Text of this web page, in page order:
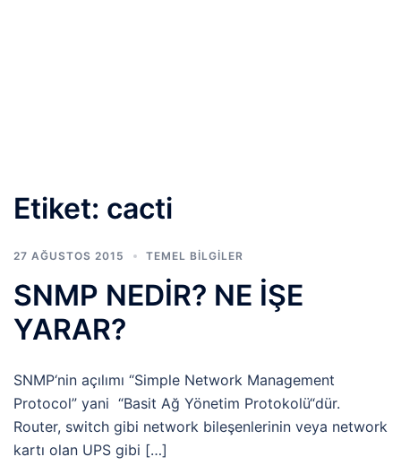
Etiket: cacti
27 AĞUSTOS 2015 TEMEL BİLGİLER
SNMP NEDİR? NE İŞE
YARAR?
SNMP‘nin açılımı “Simple Network Management
Protocol” yani “Basit Ağ Yönetim Protokolü“dür.
Router, switch gibi network bileşenlerinin veya network
kartı olan UPS gibi […]